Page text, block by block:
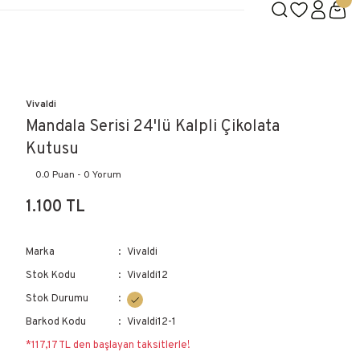
Vivaldi
Mandala Serisi 24'lü Kalpli Çikolata
Kutusu
0.0 Puan - 0 Yorum
1.100 TL
Marka
Vivaldi
Stok Kodu
Vivaldi12
Stok Durumu
Barkod Kodu
Vivaldi12-1
*117,17 TL den başlayan taksitlerle!